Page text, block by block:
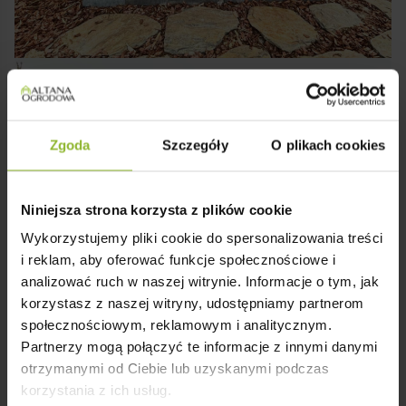
Zgoda Szczegóły O plikach cookies
Niniejsza strona korzysta z plików cookie
Wykorzystujemy pliki cookie do spersonalizowania treści
i reklam, aby oferować funkcje społecznościowe i
analizować ruch w naszej witrynie. Informacje o tym, jak
korzystasz z naszej witryny, udostępniamy partnerom
społecznościowym, reklamowym i analitycznym.
Partnerzy mogą połączyć te informacje z innymi danymi
otrzymanymi od Ciebie lub uzyskanymi podczas
korzystania z ich usług.